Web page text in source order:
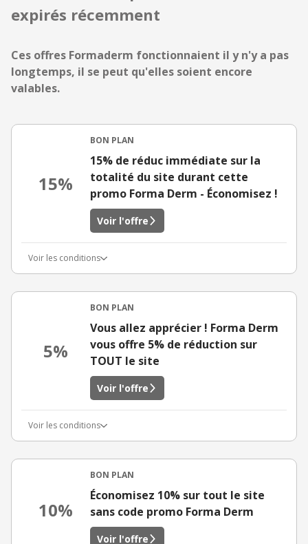
expirés récemment
Ces offres Formaderm fonctionnaient il y n'y a pas
longtemps, il se peut qu'elles soient encore
valables.
15%
BON PLAN
15% de réduc immédiate sur la
totalité du site durant cette
promo Forma Derm - Économisez !
Voir l'offre
Voir les conditions
5%
BON PLAN
Vous allez apprécier ! Forma Derm
vous offre 5% de réduction sur
TOUT le site
Voir l'offre
Voir les conditions
10%
BON PLAN
Économisez 10% sur tout le site
sans code promo Forma Derm
Voir l'offre